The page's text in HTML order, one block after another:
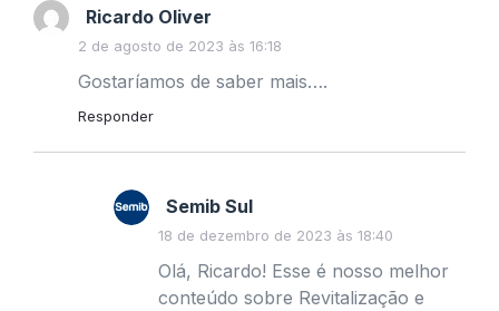
Ricardo Oliver
2 de agosto de 2023 às 16:18
Gostaríamos de saber mais….
Responder
Semib Sul
18 de dezembro de 2023 às 18:40
Olá, Ricardo! Esse é nosso melhor
conteúdo sobre Revitalização e